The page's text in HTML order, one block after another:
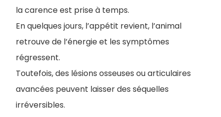
la carence est prise à temps.
En quelques jours, l’appétit revient, l’animal
retrouve de l’énergie et les symptômes
régressent.
Toutefois, des lésions osseuses ou articulaires
avancées peuvent laisser des séquelles
irréversibles.